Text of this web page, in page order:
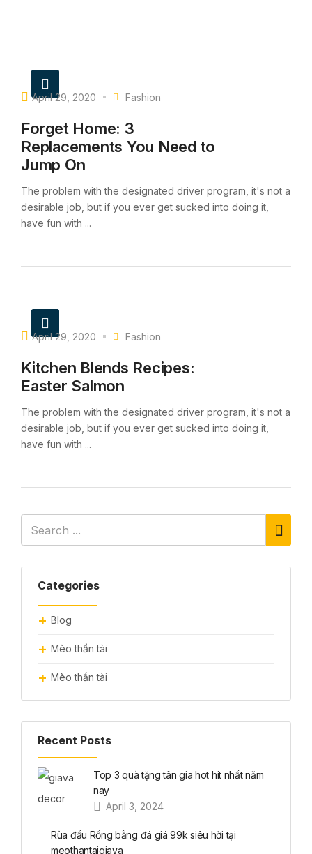
April 29, 2020 Fashion
Forget Home: 3
Replacements You Need to
Jump On
The problem with the designated driver program, it's not a
desirable job, but if you ever get sucked into doing it,
have fun with ...
April 29, 2020 Fashion
Kitchen Blends Recipes:
Easter Salmon
The problem with the designated driver program, it's not a
desirable job, but if you ever get sucked into doing it,
have fun with ...
Categories
Blog
Mèo thần tài
Mèo thần tài
Recent Posts
Top 3 quà tặng tân gia hot hit nhất năm
nay
April 3, 2024
Rùa đầu Rồng bằng đá giá 99k siêu hời tại
meothantaigiava